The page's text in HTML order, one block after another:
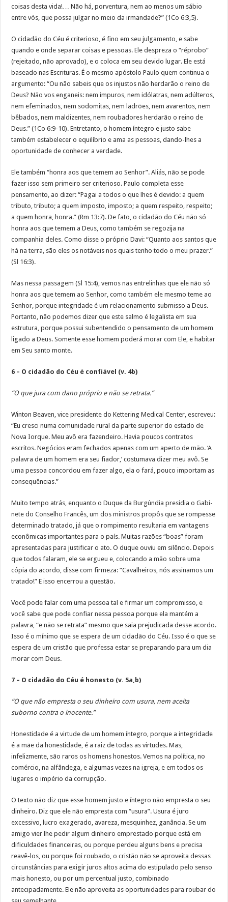
coisas desta vida!… Não há, porventura, nem ao menos um sábio
entre vós, que possa julgar no meio da irmandade?” (1Co 6:3,5).
O cidadão do Céu é criterioso, é fino em seu julgamento, e sabe
quando e onde separar coisas e pessoas. Ele despreza o “réprobo”
(rejeitado, não aprovado), e o coloca em seu devido lugar. Ele está
baseado nas Escrituras. É o mesmo apóstolo Paulo quem continua o
argumento: “Ou não sabeis que os injustos não herdarão o reino de
Deus? Não vos enganeis: nem impuros, nem idólatras, nem adúlteros,
nem efeminados, nem sodomitas, nem ladrões, nem avarentos, nem
bêbados, nem maldizentes, nem roubadores herdarão o reino de
Deus.” (1Co 6:9-10). Entretanto, o homem íntegro e justo sabe
também estabelecer o equilíbrio e ama as pessoas, dando-lhes a
oportunidade de conhecer a verdade.
Ele também “honra aos que temem ao Senhor”. Aliás, não se pode
fazer isso sem primeiro ser criterioso. Paulo completa esse
pensamento, ao dizer: “Pagai a todos o que lhes é devido: a quem
tributo, tributo; a quem imposto, imposto; a quem respeito, respeito;
a quem honra, honra.” (Rm 13:7). De fato, o cidadão do Céu não só
honra aos que temem a Deus, como também se regozija na
companhia deles. Como disse o próprio Davi: “Quanto aos santos que
há na terra, são eles os notáveis nos quais tenho todo o meu prazer.”
(Sl 16:3).
Mas nessa passagem (Sl 15:4), vemos nas entrelinhas que ele não só
honra aos que temem ao Senhor, como também ele mesmo teme ao
Senhor, porque integridade é um relacionamento submisso a Deus.
Portanto, não podemos dizer que este salmo é legalista em sua
estrutura, porque possui subentendido o pensamento de um homem
ligado a Deus. Somente esse homem poderá morar com Ele, e habitar
em Seu santo monte.
6 – O cidadão do Céu é confiável (v. 4b)
“O que jura com dano próprio e não se retrata.”
Winton Beaven, vice presidente do Kettering Medical Center, escreveu:
“Eu cresci numa comunidade rural da parte superior do estado de
Nova Iorque. Meu avô era fazendeiro. Havia poucos contratos
escritos. Negócios eram fechados apenas com um aperto de mão. ‘A
palavra de um homem era seu fiador,’ costumava dizer meu avô. Se
uma pessoa concordou em fazer algo, ela o fará, pouco importam as
conse­quências.”
Muito tempo atrás, enquanto o Duque da Burgúndia presidia o Gabi­
nete do Conselho Francês, um dos ministros propôs que se rompesse
de­terminado tratado, já que o rompimento resultaria em vantagens
econômicas importantes para o país. Muitas razões “boas” foram
apresentadas para justificar o ato. O duque ouviu em silêncio. Depois
que todos fala­ram, ele se ergueu e, colocando a mão sobre uma
cópia do acordo, disse com firmeza: “Cavalheiros, nós assinamos um
tratado!” E isso encerrou a questão.
Você pode falar com uma pessoa tal e firmar um compromisso, e
você sabe que pode confiar nessa pessoa porque ela mantém a
palavra, “e não se retrata” mesmo que saia prejudicada desse acordo.
Isso é o mínimo que se espera de um cidadão do Céu. Isso é o que se
espera de um cristão que professa estar se preparando para um dia
morar com Deus.
7 – O cidadão do Céu é honesto (v. 5a,b)
“O que não empresta o seu dinheiro com usura, nem aceita
suborno contra o inocente.”
Honestidade é a virtude de um homem íntegro, porque a integridade
é a mãe da honestidade, é a raiz de todas as virtudes. Mas,
infelizmente, são raros os homens honestos. Vemos na política, no
comércio, na alfândega, e algumas vezes na igreja, e em todos os
lugares o império da corrupção.
O texto não diz que esse homem justo e íntegro não empresta o seu
dinheiro. Diz que ele não empresta com “usura”. Usura é juro
excessivo, lucro exagerado, avareza, mesquinhez, ganância. Se um
amigo vier lhe pedir algum dinheiro emprestado porque está em
dificuldades financeiras, ou porque perdeu alguns bens e precisa
reavê-los, ou porque foi roubado, o cristão não se aproveita dessas
circunstâncias para exigir juros altos acima do estipulado pelo senso
mais honesto, ou por um percentual justo, combinado
antecipadamente. Ele não aproveita as oportunidades para roubar do